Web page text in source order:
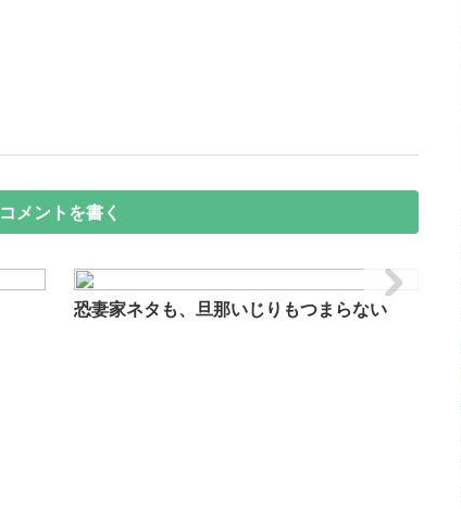
コメントを書く
恐妻家ネタも、旦那いじりもつまらない